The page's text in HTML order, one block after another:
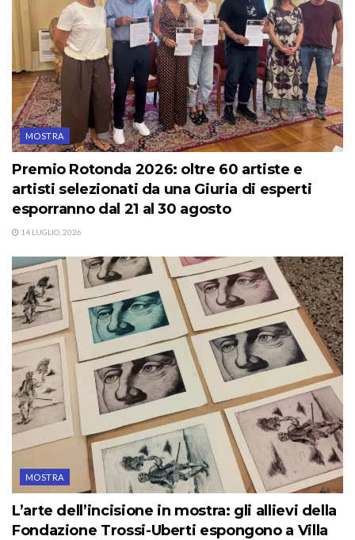
MOSTRA
Premio Rotonda 2026: oltre 60 artiste e
artisti selezionati da una Giuria di esperti
esporranno dal 21 al 30 agosto
14 LUGLIO, 2026
MOSTRA
L’arte dell’incisione in mostra: gli allievi della
Fondazione Trossi-Uberti espongono a Villa